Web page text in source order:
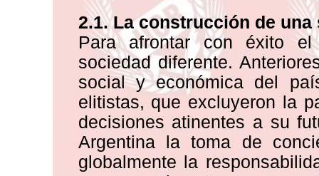
2.1. La construcción de
Para afrontar con éxito
sociedad diferente.
social y económica del
elitistas, que excluyeron la
decisiones atinentes a su
Argentina la toma de
globalmente la